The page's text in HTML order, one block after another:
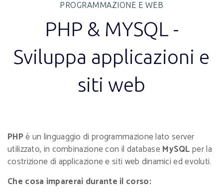
PROGRAMMAZIONE E WEB
PHP & MYSQL -
Sviluppa applicazioni e
siti web
PHPè un linguaggio di programmazione lato server
utilizzato, in combinazione con il databaseMySQLper la
costrizione di applicazione e siti web dinamici ed evoluti.
Che cosa imparerai durante il corso: